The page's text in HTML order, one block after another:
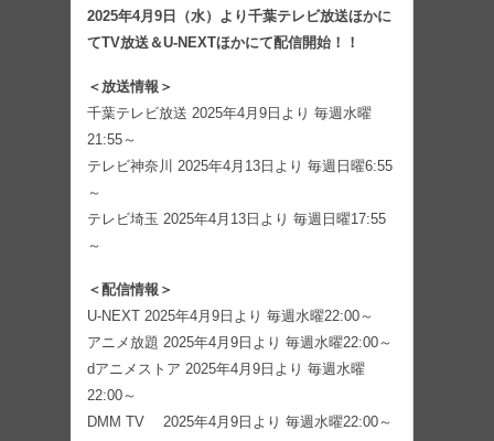
2025年4月9日（水）より千葉テレビ放送ほかに
てTV放送＆U-NEXTほかにて配信開始！！
＜放送情報＞
千葉テレビ放送 2025年4月9日より 毎週水曜
21:55～
テレビ神奈川 2025年4月13日より 毎週日曜6:55
～
テレビ埼玉 2025年4月13日より 毎週日曜17:55
～
＜配信情報＞
U-NEXT 2025年4月9日より 毎週水曜22:00～
アニメ放題 2025年4月9日より 毎週水曜22:00～
dアニメストア 2025年4月9日より 毎週水曜
22:00～
DMM TV 2025年4月9日より 毎週水曜22:00～